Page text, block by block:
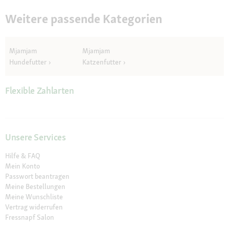
Weitere passende Kategorien
Mjamjam
Hundefutter
Mjamjam
Katzenfutter
Flexible Zahlarten
Unsere Services
Hilfe & FAQ
Mein Konto
Passwort beantragen
Meine Bestellungen
Meine Wunschliste
Vertrag widerrufen
Fressnapf Salon